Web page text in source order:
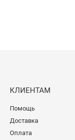
КЛИЕНТАМ
Помощь
Доставка
Оплата